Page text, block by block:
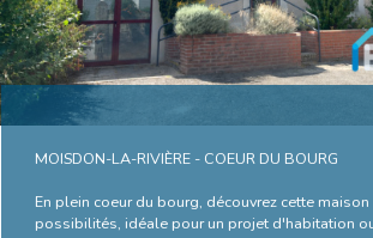
copropriété
MOISDON-LA-RIVIÈRE - COEUR DU BOURG
En plein coeur du bourg, découvrez cette
possibilités, idéale pour un projet d'habitation